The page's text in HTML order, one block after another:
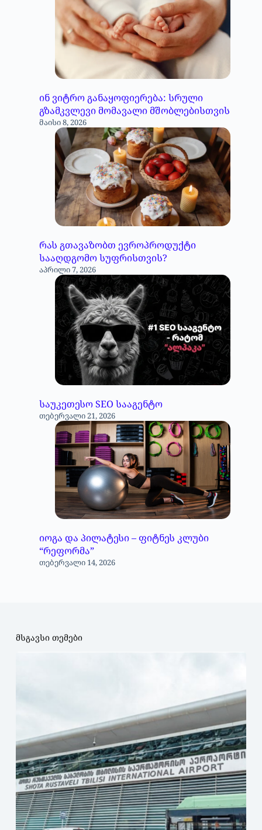
ინ ვიტრო განაყოფიერება: სრული
გზამკვლევი მომავალი მშობლებისთვის
მაისი 8, 2026
რას გთავაზობთ ევროპროდუქტი
სააღდგომო სუფრისთვის?
აპრილი 7, 2026
საუკეთესო SEO სააგენტო
თებერვალი 21, 2026
იოგა და პილატესი – ფიტნეს კლუბი
“რეფორმა”
თებერვალი 14, 2026
მსგავსი თემები